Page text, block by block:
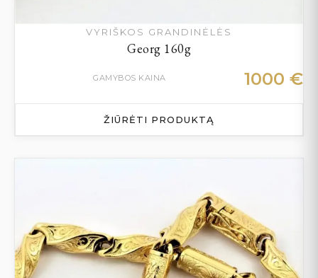
VYRIŠKOS GRANDINĖLĖS
Georg 160g
GAMYBOS KAINA 1000 €
ŽIŪRĖTI PRODUKTĄ